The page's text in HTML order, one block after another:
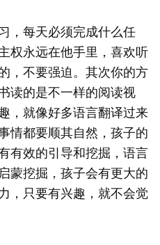
，每天必须完成什么任
权永远在他手里，喜欢听
，不要强迫。其次你的方
读的是不一样的阅读视
，就像好多语言翻译过来
情都要顺其自然，孩子的
有效的引导和挖掘，语言
蒙挖掘，孩子会有更大的
，只要有兴趣，就不会觉